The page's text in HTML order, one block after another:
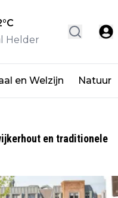
°C
Helder
en Welzijn Natuur
en traditionele